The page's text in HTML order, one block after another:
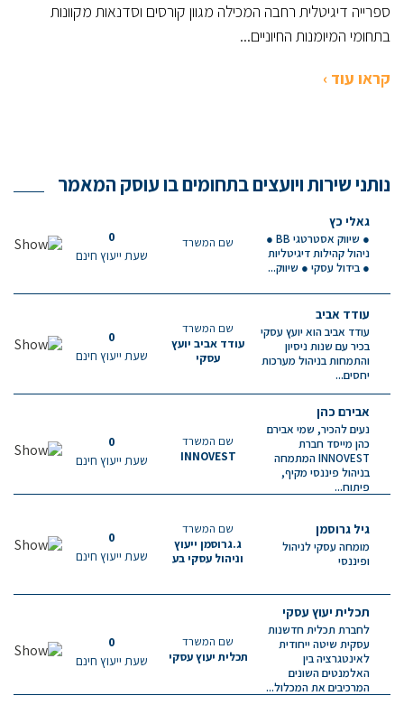
ספרייה דיגיטלית רחבה המכילה מגוון קורסים וסדנאות מקוונות
בתחומי המיומנות החיוניים...
קראו עוד ›
נותני שירות ויועצים בתחומים בו עוסק המאמר
גאלי כץ
● שיווק אסטרטגי BB ●
ניהול קהילות דיגיטליות
● בידול עסקי ● שיווק...
שם המשרד
0
שעת ייעוץ חינם
עודד אביב
עודד אביב הוא יועץ עסקי
בכיר עם שנות ניסיון
והתמחות בניהול מערכות
יחסים...
שם המשרד
עודד אביב יועץ
עסקי
0
שעת ייעוץ חינם
אבירם כהן
נעים להכיר, שמי אבירם
כהן מייסד חברת
INNOVEST המתמחה
בניהול פיננסי מקיף,
פיתוח...
שם המשרד
INNOVEST
0
שעת ייעוץ חינם
גיל גרוסמן
מומחה עסקי לניהול
ופיננסי
שם המשרד
ג.גרוסמן ייעוץ
וניהול עסקי בע
0
שעת ייעוץ חינם
תכלית יעוץ עסקי
לחברת תכלית חדשנות
עסקית שיטה ייחודית
לאינטגרציה בין
האלמנטים השונים
המרכיבים את המכלול...
שם המשרד
תכלית יעוץ עסקי
0
שעת ייעוץ חינם